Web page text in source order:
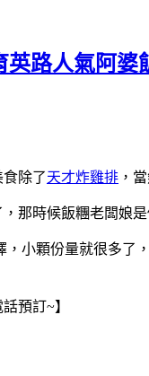
英路人氣阿
除了天才炸雞排 ，
那時候飯糰老闆娘
，小顆份量就很多
預訂~】